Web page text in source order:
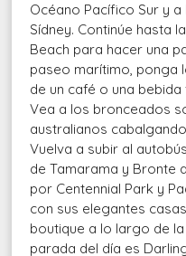
Océano Pacífico Sur y
Sídney. Continúe hasta
Beach para hacer una
paseo marítimo, ponga
de un café o una
Vea a los bronceados
australianos
Vuelva a subir al
de Tamarama y Bronte
por Centennial Park y
con sus elegantes
boutique a lo largo de
parada del día es